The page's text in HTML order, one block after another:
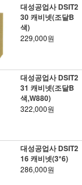
대성공업사 DSIT2
30 캐비넷(조달B
색)
229,000원
대성공업사 DSIT2
31 캐비넷(조달B
색,W880)
322,000원
대성공업사 DSIT2
16 캐비넷(3*6)
286,000원